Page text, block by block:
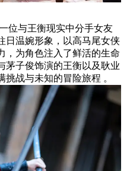
与王衡现实中分手女友
日温婉形象，以高马尾女侠
，为角色注入了鲜活的生命
茅子俊饰演的王衡以及耿业
战与未知的冒险旅程 。